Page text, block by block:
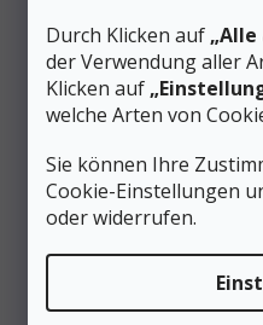
Durch Klicken auf
der Verwendung aller
Klicken auf
welche Arten von
Sie können Ihre
Cookie-Einstellungen
oder widerrufen.